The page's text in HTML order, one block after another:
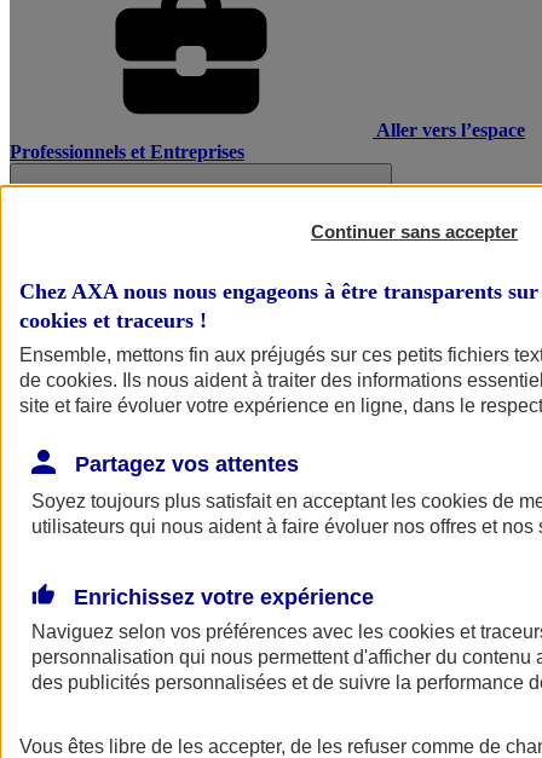
Aller vers l’espace
Professionnels et Entreprises
AXA Assurance
Continuer sans accepter
Chez AXA nous nous engageons à être transparents
cookies et traceurs !
Ensemble, mettons fin aux préjugés sur ces petits fichiers
de cookies. Ils nous aident à traiter des informations
site et faire évoluer votre expérience en ligne, dans le
Partagez vos attentes
Soyez toujours plus satisfait en acceptant les cookies de
utilisateurs qui nous aident à faire évoluer nos offres et nos
Enrichissez votre expérience
Naviguez selon vos préférences avec les cookies et
personnalisation qui nous permettent d'afficher du contenu
des publicités personnalisées et de suivre la performance
Vous êtes libre de les accepter, de les refuser comme de